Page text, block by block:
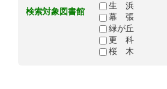
検索対象図書館
生 浜
幕 張
緑が丘
更 科
桜 木